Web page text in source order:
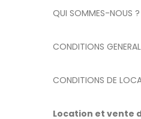
QUI SOMMES-NOUS ?
CONDITIONS
CONDITIONS DE
Location et vente